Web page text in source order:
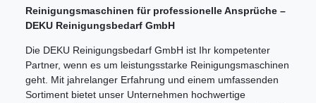
Reinigungsmaschinen für professionelle Ansprüche –
DEKU Reinigungsbedarf GmbH
Die DEKU Reinigungsbedarf GmbH ist Ihr kompetenter
Partner, wenn es um leistungsstarke Reinigungsmaschinen
geht. Mit jahrelanger Erfahrung und einem umfassenden
Sortiment bietet unser Unternehmen hochwertige